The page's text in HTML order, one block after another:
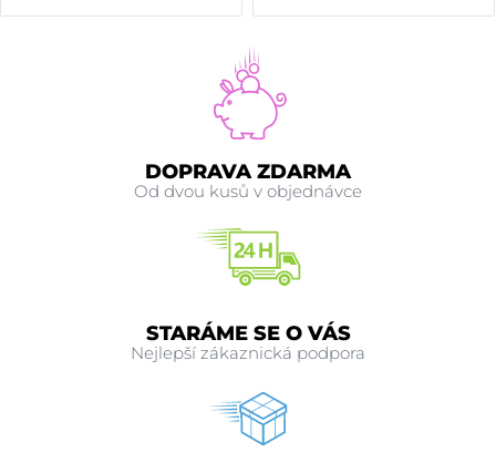
DOPRAVA ZDARMA
Od dvou kusů v objednávce
STARÁME SE O VÁS
Nejlepší zákaznická podpora